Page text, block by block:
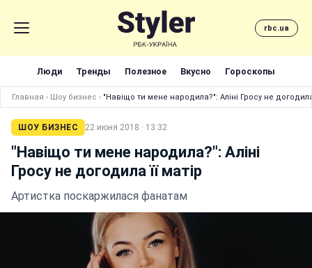
rbc.ua
Люди Тренды Полезное Вкусно Гороскопы
Главная › Шоу бизнес › "Навіщо ти мене народила?": Аліні Гросу не догодила
ШОУ БИЗНЕС 22 июня 2018 · 13:32
"Навіщо ти мене народила?": Аліні
Гросу не догодила її матір
Артистка поскаржилася фанатам